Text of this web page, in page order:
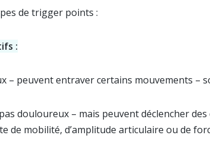
de trigger points :
:
– peuvent entraver certains mouvements –
douloureux – mais peuvent déclencher
de mobilité, d’amplitude articulaire ou de